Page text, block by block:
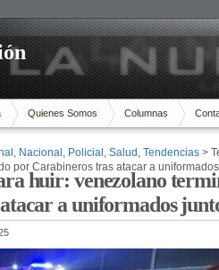
Quienes Somos Columnas
, Nacional , Policial , Salud , Tendencias >
por Carabineros tras atacar a
huir: venezolano
a uniformados